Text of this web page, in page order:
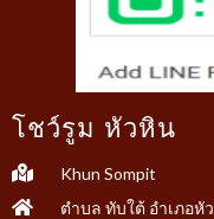
โชว์รูม หัวหิน
Khun Sompit
ตำบล ทับใต้ อำเภอ